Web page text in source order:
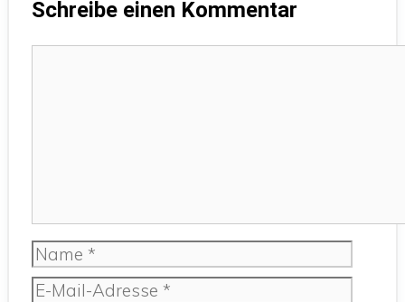
Schreibe einen Kommentar
Name
E-